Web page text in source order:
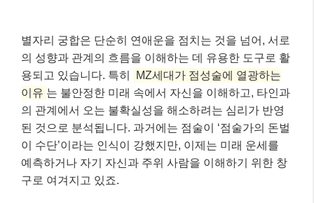
별자리 궁합은 단순히 연애운을 점치는 것을 넘어, 서로
의 성향과 관계의 흐름을 이해하는 데 유용한 도구로 활
용되고 있습니다. 특히
MZ세대가 점성술에 열광하는
이유 는 불안정한 미래 속에서 자신을 이해하고, 타인과
의 관계에서 오는 불확실성을 해소하려는 심리가 반영
된 것으로 분석됩니다. 과거에는 점술이 ‘점술가의 돈벌
이 수단’이라는 인식이 강했지만, 이제는 미래 운세를
예측하거나 자기 자신과 주위 사람을 이해하기 위한 창
구로 여겨지고 있죠.